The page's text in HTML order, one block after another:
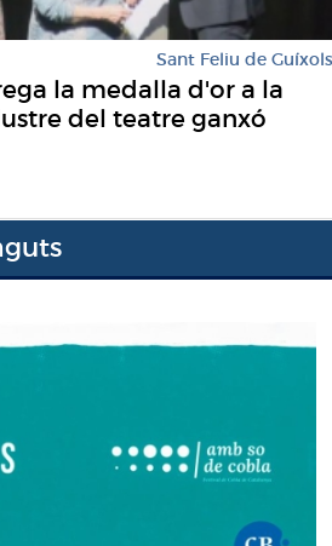
Sant Feliu de Guíxols
la medalla d'or a la
del teatre ganxó